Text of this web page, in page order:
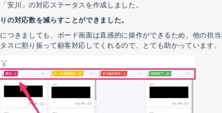
安川」の対応ステータスを作成しました。
の対応数を減らすことができました。
つきましても、ボード画面は直感的に操作ができるため、他の担
スに割り振って顧客対応してくれるので、とても助かっています。